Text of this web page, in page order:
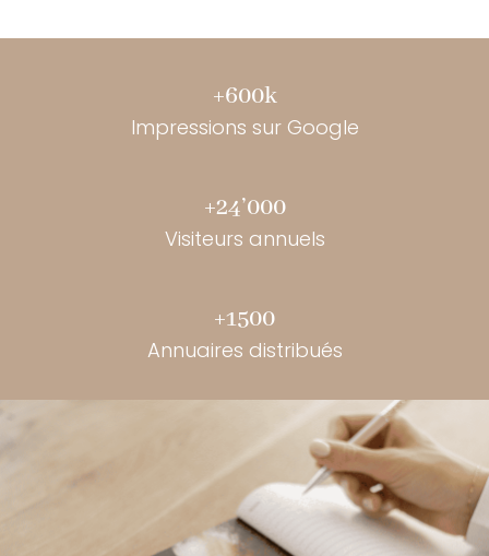
+600k
Impressions sur Google
+24’000
Visiteurs annuels
+1500
Annuaires distribués